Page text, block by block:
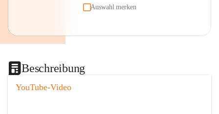
Auswahl merken
Beschreibung
YouTube-Video